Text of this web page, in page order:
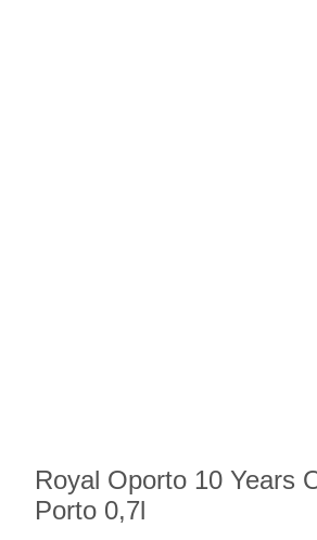
Royal Oporto 10 Years
Porto 0,7l